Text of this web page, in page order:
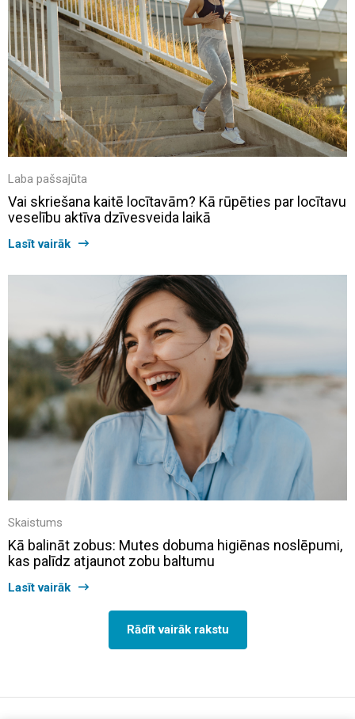
Laba pašsajūta
Vai skriešana kaitē locītavām? Kā rūpēties par locītavu
veselību aktīva dzīvesveida laikā
Lasīt vairāk
Skaistums
Kā balināt zobus: Mutes dobuma higiēnas noslēpumi,
kas palīdz atjaunot zobu baltumu
Lasīt vairāk
Rādīt vairāk rakstu